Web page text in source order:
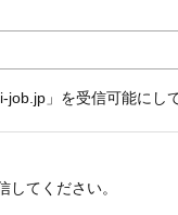
」を受信可能にし
してください。